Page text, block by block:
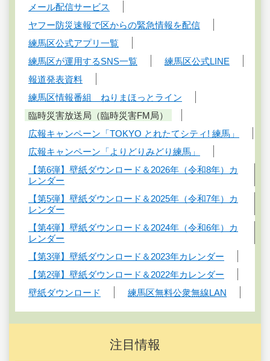
メール配信サービス
ヤフー防災速報で区からの緊急情報を配信
練馬区公式アプリ一覧
練馬区が運用するSNS一覧
練馬区公式LINE
報道発表資料
練馬区情報番組 ねりまほっとライン
臨時災害放送局（臨時災害FM局）
広報キャンペーン「TOKYO とれたてシティ! 練馬」
広報キャンペーン「よりどりみどり練馬」
【第6弾】壁紙ダウンロード＆2026年（令和8年）カ
レンダー
【第5弾】壁紙ダウンロード＆2025年（令和7年）カ
レンダー
【第4弾】壁紙ダウンロード＆2024年（令和6年）カ
レンダー
【第3弾】壁紙ダウンロード＆2023年カレンダー
【第2弾】壁紙ダウンロード＆2022年カレンダー
壁紙ダウンロード
練馬区無料公衆無線LAN
注目情報